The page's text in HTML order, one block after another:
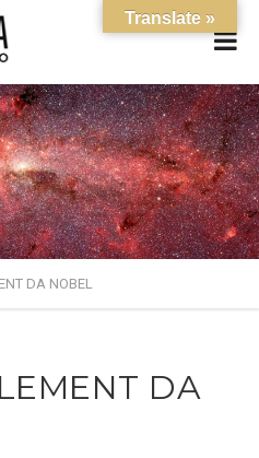
DA NOBEL
DA
Translate »